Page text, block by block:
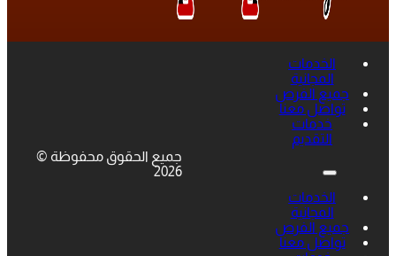
الخدمات
المجانية
جميع الفرص
تواصل معنا
خدمات
التقديم
الخدمات
المجانية
جميع الفرص
تواصل معنا
جميع الحقوق محفوظة ©
2026